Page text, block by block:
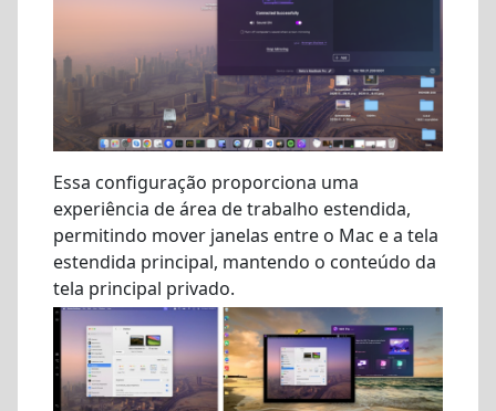
Essa configuração proporciona uma
experiência de área de trabalho estendida,
permitindo mover janelas entre o Mac e a tela
estendida principal, mantendo o conteúdo da
tela principal privado.